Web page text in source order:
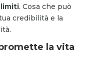
. Cosa che può
credibilità e la
la vita